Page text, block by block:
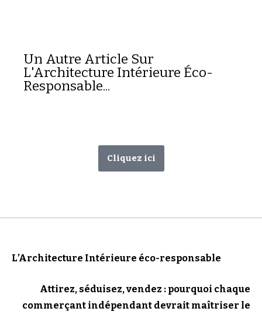
Un Autre Article Sur
L'Architecture Intérieure Éco-
Responsable...
Cliquez ici
L’Architecture Intérieure éco-responsable
Attirez, séduisez, vendez : pourquoi chaque
commerçant indépendant devrait maîtriser le